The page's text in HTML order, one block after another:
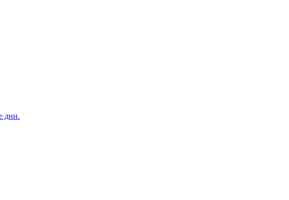
дни.